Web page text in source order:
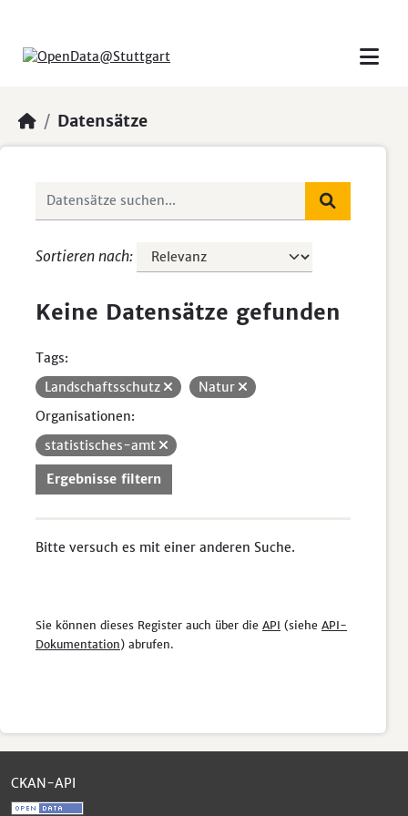
Datensätze
Sortieren nach
Keine Datensätze gefunden
Tags:
Landschaftsschutz
Natur
Organisationen:
statistisches-amt
Ergebnisse filtern
Bitte versuch es mit einer anderen Suche.
Sie können dieses Register auch über die API (siehe API-
Dokumentation) abrufen.
CKAN-API